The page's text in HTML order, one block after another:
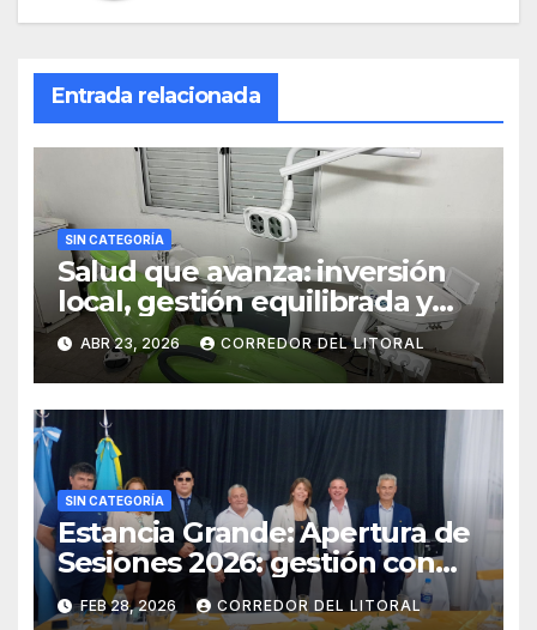
Entrada relacionada
SIN CATEGORÍA
Salud que avanza: inversión
local, gestión equilibrada y
resultados concretos.
ABR 23, 2026 CORREDOR DEL LITORAL
SIN CATEGORÍA
Estancia Grande: Apertura de
Sesiones 2026: gestión con
superávit y agenda de obras
en Estancia Grande
FEB 28, 2026 CORREDOR DEL LITORAL